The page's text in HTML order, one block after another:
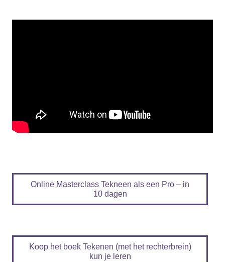
Online Masterclass Tekneen als een Pro – in
10 dagen
Koop het boek Tekenen (met het rechterbrein)
kun je leren